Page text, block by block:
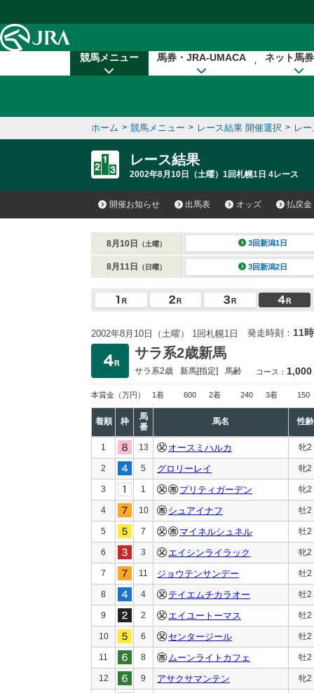
競馬メニュー 馬券・JRA-UMACA ネット馬
ホーム > 競馬メニュー > レース結果 開催選択 > レ
レース結果
2002年8月10日（土曜）1回札幌1日 4レース
開催お知らせ 出馬表 オッズ 払戻金
8月10日 （土曜） 3回新潟1日
8月11日 （日曜） 3回新潟2日
2002年8月10日（土曜） 1回札幌1日 発走時刻： 11
サラ系2歳新馬
サラ系2歳 新馬[指定] 馬齢 コース： 1,000
本賞金 （万円） 1着 600 2着 240 3着 150
着順 枠
馬
番
馬名 性齢
1 13 オースミハルカ 牝2
2 5 グロリーレイ 牝2
3 1 プリティガーデン 牝2
4 10 シュアイナフ 牡2
5 7 マイネルシュネル 牡2
6 3 エイシンライラック 牝2
7 11 ジョウテンサンデー 牡2
8 4 テイエムチカラオー 牡2
9 2 エイユートーマス 牡2
10 6 センタージール 牡2
11 8 ムーンライトカフェ 牡2
12 9 アサクサマンテン 牝2